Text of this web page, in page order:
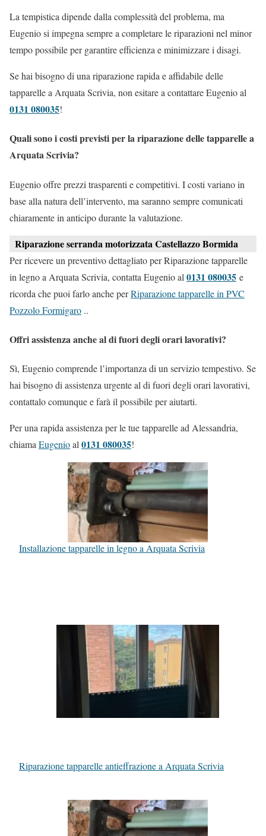
La tempistica dipende dalla complessità del problema, ma
Eugenio si impegna sempre a completare le riparazioni nel minor
tempo possibile per garantire efficienza e minimizzare i disagi.
Se hai bisogno di una riparazione rapida e affidabile delle
tapparelle a Arquata Scrivia, non esitare a contattare Eugenio al
0131 080035!
Quali sono i costi previsti per la riparazione delle tapparelle a
Arquata Scrivia?
Eugenio offre prezzi trasparenti e competitivi. I costi variano in
base alla natura dell’intervento, ma saranno sempre comunicati
chiaramente in anticipo durante la valutazione.
Riparazione serranda motorizzata Castellazzo Bormida
Per ricevere un preventivo dettagliato per Riparazione tapparelle
in legno a Arquata Scrivia, contatta Eugenio al 0131 080035 e
ricorda che puoi farlo anche perRiparazione tapparelle in PVC
Pozzolo Formigaro ..
Offri assistenza anche al di fuori degli orari lavorativi?
Sì, Eugenio comprende l’importanza di un servizio tempestivo. Se
hai bisogno di assistenza urgente al di fuori degli orari lavorativi,
contattalo comunque e farà il possibile per aiutarti.
Per una rapida assistenza per le tue tapparelle ad Alessandria,
chiamaEugenioal0131 080035!
Installazione tapparelle in legno a Arquata Scrivia
Riparazione tapparelle antieffrazione a Arquata Scrivia